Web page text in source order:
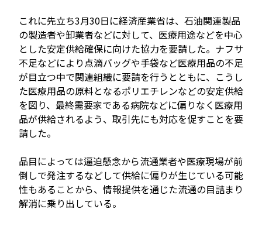
これに先立ち3月30日に経済産業省は、石油関連製品
の製造者や卸業者などに対して、医療用途などを中心
とした安定供給確保に向けた協力を要請した。ナフサ
不足などにより点滴バッグや手袋など医療用品の不足
が目立つ中で関連組織に要請を行うとともに、こうし
た医療用品の原料となるポリエチレンなどの安定供給
を図り、最終需要家である病院などに偏りなく医療用
品が供給されるよう、取引先にも対応を促すことを要
請した。
品目によっては逼迫懸念から流通業者や医療現場が前
倒しで発注するなどして供給に偏りが生じている可能
性もあることから、情報提供を通じた流通の目詰まり
解消に乗り出している。